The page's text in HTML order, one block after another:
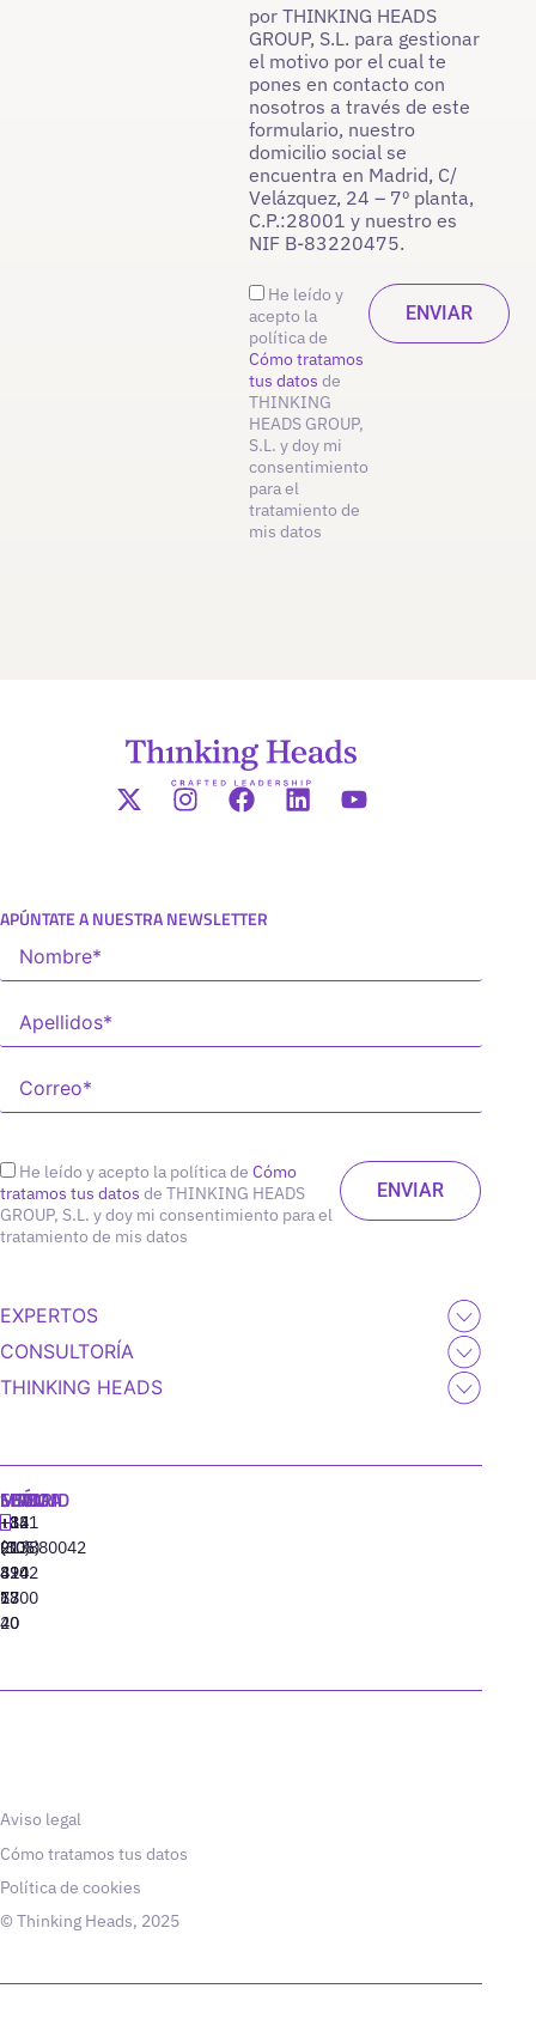
por THINKING HEADS
GROUP, S.L. para gestionar
el motivo por el cual te
pones en contacto con
nosotros a través de este
formulario, nuestro
domicilio social se
encuentra en Madrid, C/
Velázquez, 24 – 7º planta,
C.P.:28001 y nuestro es
NIF B-83220475.
He leído y
acepto la
política de
Cómo tratamos
tus datos de
THINKING
HEADS GROUP,
S.L. y doy mi
consentimiento
para el
tratamiento de
mis datos
APÚNTATE A NUESTRA NEWSLETTER
He leído y acepto la política de Cómo
tratamos tus datos de THINKING HEADS
GROUP, S.L. y doy mi consentimiento para el
tratamiento de mis datos
EXPERTOS
CONSULTORÍA
THINKING HEADS
MADRID
+34
91
310
77
40
MIAMI
+1
(305)
424
13
20
SEÚL
+82
(10)
8942
6800
LISBOA
‪+351
213880042
Aviso legal
Cómo tratamos tus datos
Política de cookies
© Thinking Heads, 2025